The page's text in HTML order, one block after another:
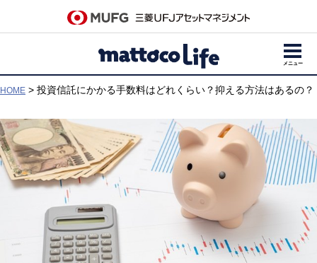
メニュー
HOME > 投資信託にかかる手数料はどれくらい？抑える方法はあるの？